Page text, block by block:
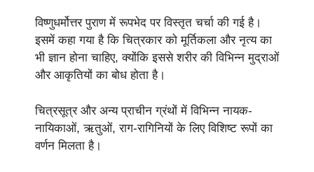
विष्णुधर्मोत्तर पुराण में रूपभेद पर विस्तृत चर्चा की गई है।
इसमें कहा गया है कि चित्रकार को मूर्तिकला और नृत्य का
भी ज्ञान होना चाहिए, क्योंकि इससे शरीर की विभिन्न मुद्राओं
और आकृतियों का बोध होता है।
चित्रसूत्र और अन्य प्राचीन ग्रंथों में विभिन्न नायक-
नायिकाओं, ऋतुओं, राग-रागिनियों के लिए विशिष्ट रूपों का
वर्णन मिलता है।